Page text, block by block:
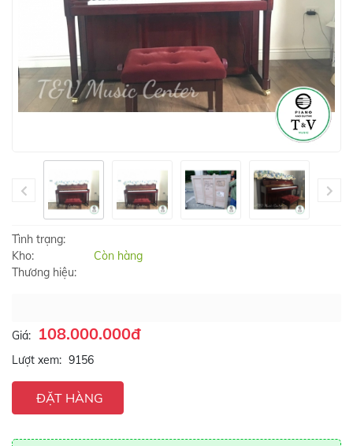
Tình trạng:
Kho:
Còn hàng
Thương hiệu:
Giá: 108.000.000đ
Lượt xem: 9156
ĐẶT HÀNG